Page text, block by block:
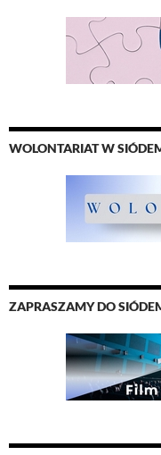
WOLONTARIAT W
ZAPRASZAMY DO